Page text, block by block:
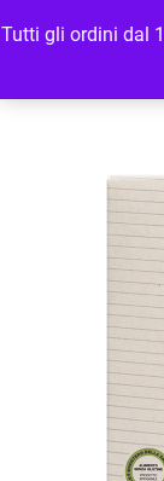
Tutti gli ordini dal
MENU